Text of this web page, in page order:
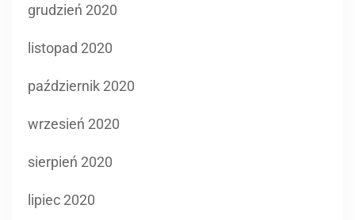
grudzień 2020
listopad 2020
październik 2020
wrzesień 2020
sierpień 2020
lipiec 2020